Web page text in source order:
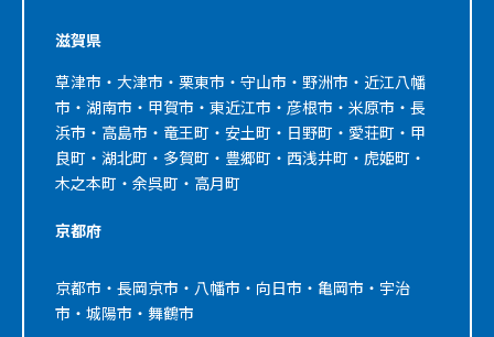
滋賀県
草津市・大津市・栗東市・守山市・野洲市・近江八幡
市・湖南市・甲賀市・東近江市・彦根市・米原市・長
浜市・高島市・竜王町・安土町・日野町・愛荘町・甲
良町・湖北町・多賀町・豊郷町・西浅井町・虎姫町・
木之本町・余呉町・高月町
京都府
京都市・長岡京市・八幡市・向日市・亀岡市・宇治
市・城陽市・舞鶴市